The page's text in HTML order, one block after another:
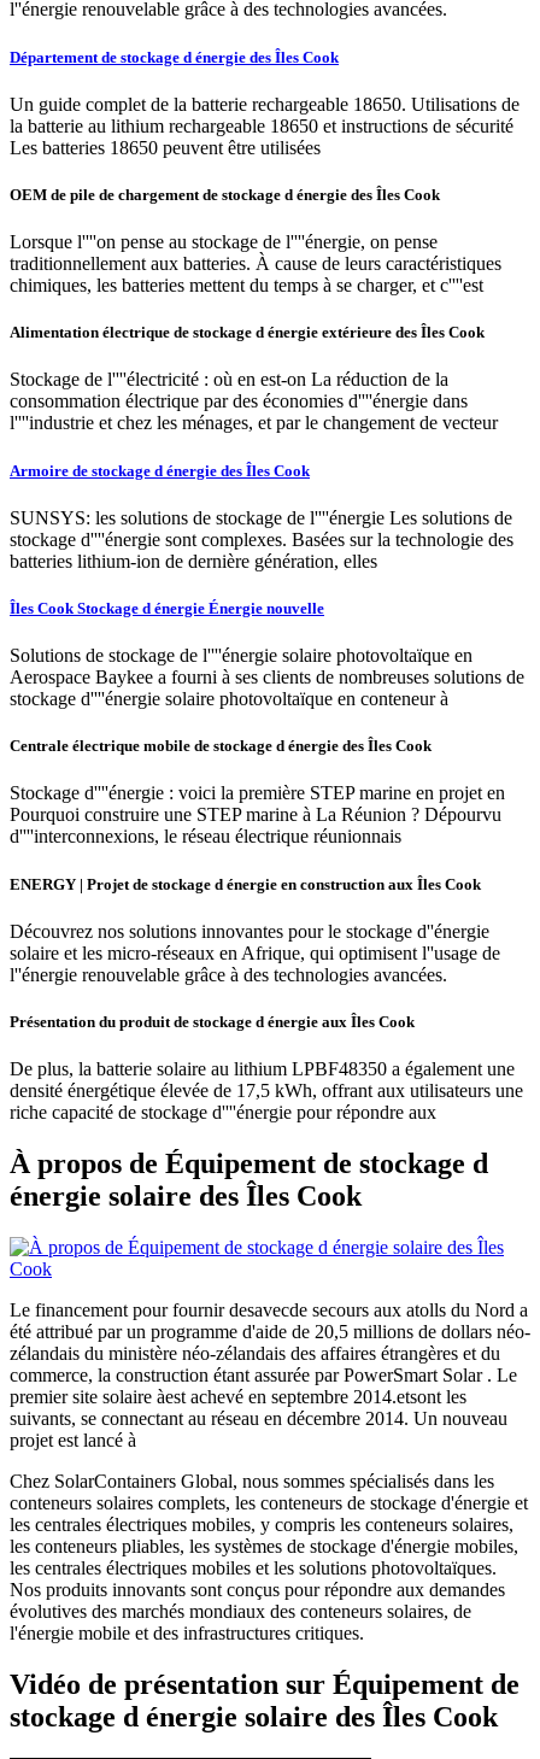
l''énergie renouvelable grâce à des technologies avancées.
Département de stockage d énergie des Îles Cook
Un guide complet de la batterie rechargeable 18650. Utilisations de
la batterie au lithium rechargeable 18650 et instructions de sécurité
Les batteries 18650 peuvent être utilisées
OEM de pile de chargement de stockage d énergie des Îles Cook
Lorsque l''''on pense au stockage de l''''énergie, on pense
traditionnellement aux batteries. À cause de leurs caractéristiques
chimiques, les batteries mettent du temps à se charger, et c''''est
Alimentation électrique de stockage d énergie extérieure des Îles Cook
Stockage de l''''électricité : où en est-on La réduction de la
consommation électrique par des économies d''''énergie dans
l''''industrie et chez les ménages, et par le changement de vecteur
Armoire de stockage d énergie des Îles Cook
SUNSYS: les solutions de stockage de l''''énergie Les solutions de
stockage d''''énergie sont complexes. Basées sur la technologie des
batteries lithium-ion de dernière génération, elles
Îles Cook Stockage d énergie Énergie nouvelle
Solutions de stockage de l''''énergie solaire photovoltaïque en
Aerospace Baykee a fourni à ses clients de nombreuses solutions de
stockage d''''énergie solaire photovoltaïque en conteneur à
Centrale électrique mobile de stockage d énergie des Îles Cook
Stockage d''''énergie : voici la première STEP marine en projet en
Pourquoi construire une STEP marine à La Réunion ? Dépourvu
d''''interconnexions, le réseau électrique réunionnais
ENERGY | Projet de stockage d énergie en construction aux Îles Cook
Découvrez nos solutions innovantes pour le stockage d''énergie
solaire et les micro-réseaux en Afrique, qui optimisent l''usage de
l''énergie renouvelable grâce à des technologies avancées.
Présentation du produit de stockage d énergie aux Îles Cook
De plus, la batterie solaire au lithium LPBF48350 a également une
densité énergétique élevée de 17,5 kWh, offrant aux utilisateurs une
riche capacité de stockage d''''énergie pour répondre aux
À propos de Équipement de stockage d
énergie solaire des Îles Cook
Le financement pour fournir desavecde secours aux atolls du Nord a
été attribué par un programme d'aide de 20,5 millions de dollars néo-
zélandais du ministère néo-zélandais des affaires étrangères et du
commerce, la construction étant assurée par PowerSmart Solar . Le
premier site solaire àest achevé en septembre 2014.etsont les
suivants, se connectant au réseau en décembre 2014. Un nouveau
projet est lancé à
Chez SolarContainers Global, nous sommes spécialisés dans les
conteneurs solaires complets, les conteneurs de stockage d'énergie et
les centrales électriques mobiles, y compris les conteneurs solaires,
les conteneurs pliables, les systèmes de stockage d'énergie mobiles,
les centrales électriques mobiles et les solutions photovoltaïques.
Nos produits innovants sont conçus pour répondre aux demandes
évolutives des marchés mondiaux des conteneurs solaires, de
l'énergie mobile et des infrastructures critiques.
Vidéo de présentation sur Équipement de
stockage d énergie solaire des Îles Cook